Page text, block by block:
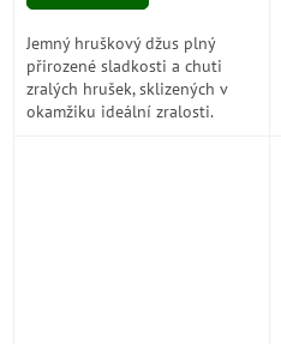
Jemný hruškový džus plný
přirozené sladkosti a chuti
zralých hrušek, sklizených v
okamžiku ideální zralosti.